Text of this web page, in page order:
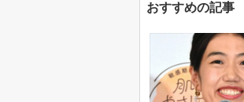
おすすめの記事